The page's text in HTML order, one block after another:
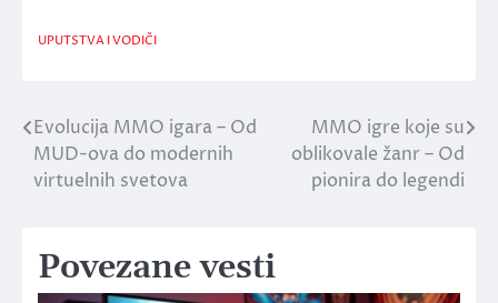
UPUTSTVA I VODIČI
Post
navigation
Evolucija MMO igara – Od
MUD-ova do modernih
virtuelnih svetova
MMO igre koje su
oblikovale žanr – Od
pionira do legendi
Povezane vesti